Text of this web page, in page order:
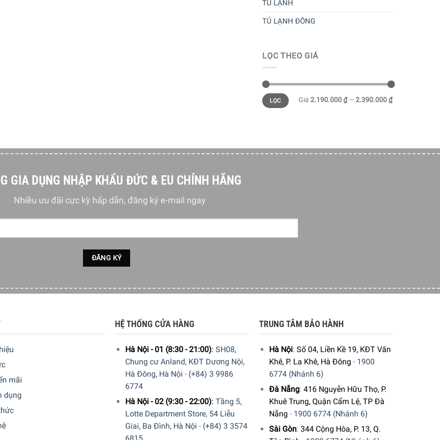
TỦ LẠNH
TỦ LẠNH ĐÔNG
LỌC THEO GIÁ
LỌC Giá 2.190.000 ₫— 2.390.000 ₫
GIA DỤNG NHẬP KHẨU ĐỨC & EU CHÍNH HÃNG
Nhiều ưu đãi cực kỳ hấp dẫn, đăng ký e-mail ngay
mãi
dụng
HỆ THỐNG CỬA HÀNG
Hà Nội - 01 (8:30 - 21:00): SH08,
Chung cư Anland, KĐT Dương Nội,
Hà Đông, Hà Nội - (+84) 3 9986
6774
Hà Nội - 02 (9:30 - 22:00): Tầng 5,
Lotte Department Store, 54 Liễu
Giai, Ba Đình, Hà Nội - (+84) 3 3574
TRUNG TÂM BẢO HÀNH
Hà Nội: Số 04, Liền Kề 19, KĐT Văn
Khê, P. La Khê, Hà Đông - 1900
6774 (Nhánh 6)
Đà Nẵng: 416 Nguyễn Hữu Thọ, P.
Khuê Trung, Quận Cẩm Lệ, TP Đà
Nẵng - 1900 6774 (Nhánh 6)
Sài Gòn: 344 Cộng Hòa, P. 13, Q.